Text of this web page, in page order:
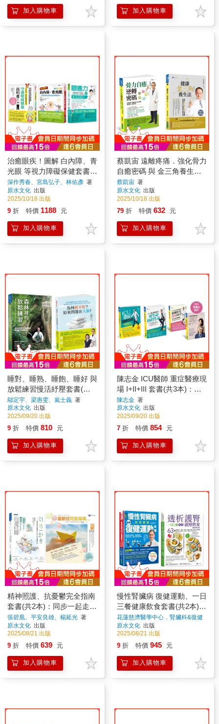
加入購物車 加入購物車
治癒眼疾！圖解 白內障、青
光眼 等視力障礙保健套書
(共3本)：眼癒力+全彩圖
解 白內障、青光眼保健事
典+世界第一眼科醫師教我
的守護眼睛健康說明書
深作秀春、宮島弘子、林佑彥 著
原水文化 出版
2025/10/18 出版
9 折 特價 1188 元
加入購物車
蔡凱宙 遠離疼痛．強化骨力
自癒密碼 與 金三角養生法
套書(共2本)：骨力自癒逆轉
密碼+金三角養生法
蔡凱宙 著
原水文化 出版
2025/10/18 出版
79 折 特價 632 元
加入購物車
睡對、睡熟、睡飽、睡好 與
放鬆練習慢活紓壓套書(共2
本)：為何睡不好？原來問
題在大腦！+ 森林裡的放鬆
練習
鄔定宇、梁惠雯、嵐士義 著
原水文化 出版
2025/09/20 出版
9 折 特價 810 元
加入購物車
陳志金 ICU醫師 重症醫療現
場 I+II+III 套書(共3本)：勇
敢而發真心話+用生命拚的
生命+當個更有溫度的人
陳志金 著
原水文化 出版
2025/09/20 出版
7 折 特價 854 元
加入購物車
精神照護、抗憂鬱完全指南
套書(共2本)：同步一起走
+圖解憂鬱症完全指南
張碧凰、平安良雄、楊延光 著
原水文化 出版
2025/08/21 出版
9 折 特價 639 元
加入購物車
慢性腎臟病 復健運動、一日
三餐健康飲食套書(共2本)
：慢性腎臟病科學實證最強
復健運動全書+透析護腎一
日三餐健康蔬療飲食
花蓮慈濟醫學中心．腎臟科&復健
醫學部&營養科醫療團隊
原水文化 出版
2025/08/21 出版
9 折 特價 945 元
加入購物車